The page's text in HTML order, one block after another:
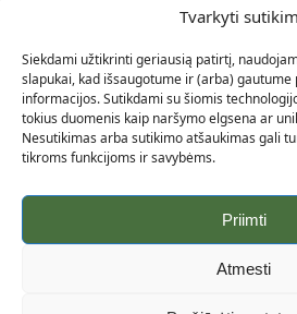
Tvarkyti
Siekdami užtikrinti geriausią patirtį,
slapukai, kad išsaugotume ir (arba)
informacijos. Sutikdami su šiomis
tokius duomenis kaip naršymo elgsena ar
Nesutikimas arba sutikimo atšaukimas gali
tikroms funkcijoms ir savybėms.
Priimti
Atmesti
Kontaktai
Pagalba
INFORMACIJA PIRKĖJUI
Pristatymo sąlygos
Taisyklės ir sąlygos
Svetainės žemėlapis